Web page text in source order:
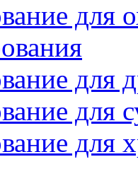
для
для
для
для